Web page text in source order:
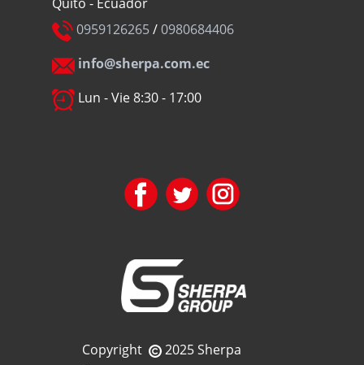
0959126265/0980684406
info@sherpa.com.ec
Lun - Vie 8:30 - 17:00
Copyright
2025 Sherpa